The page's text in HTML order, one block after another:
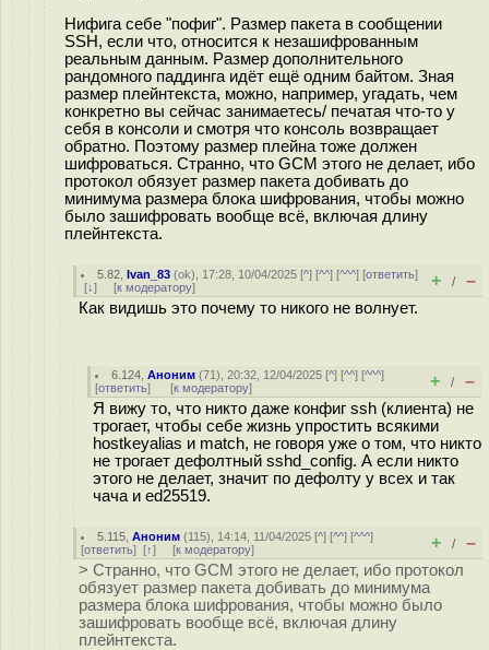
Нифига себе "пофиг". Размер пакета в сообщении
SSH, если что, относится к незашифрованным
реальным данным. Размер дополнительного
рандомного паддинга идёт ещё одним байтом. Зная
размер плейнтекста, можно, например, угадать, чем
конкретно вы сейчас занимаетесь/ печатая что-то у
себя в консоли и смотря что консоль возвращает
обратно. Поэтому размер плейна тоже должен
шифроваться. Странно, что GCM этого не делает, ибо
протокол обязует размер пакета добивать до
минимума размера блока шифрования, чтобы можно
было зашифровать вообще всё, включая длину
плейнтекста.
5.82 ,Ivan_83 (ok), 17:28, 10/04/2025 [^] [^^] [^^^] [ответить]
[↓] [к модератору] + / –
Как видишь это почему то никого не волнует.
6.124 ,Аноним (71), 20:32, 12/04/2025 [^] [^^] [^^^]
[ответить] [к модератору] + / –
Я вижу то, что никто даже конфиг ssh (клиента) не
трогает, чтобы себе жизнь упростить всякими
hostkeyalias и match, не говоря уже о том, что никто
не трогает дефолтный sshd_config. А если никто
этого не делает, значит по дефолту у всех и так
чача и ed25519.
5.115 ,Аноним (115), 14:14, 11/04/2025 [^] [^^] [^^^]
[ответить] [↑] [к модератору] + / –
> Странно, что GCM этого не делает, ибо протокол
обязует размер пакета добивать до минимума
размера блока шифрования, чтобы можно было
зашифровать вообще всё, включая длину
плейнтекста.